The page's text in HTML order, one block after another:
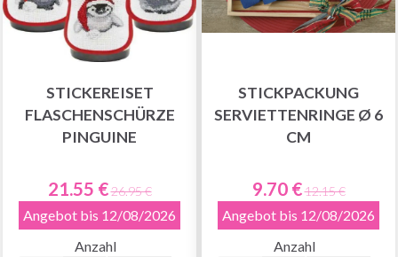
STICKEREISET
FLASCHENSCHÜRZE
PINGUINE
21.55 €26.95 €
Angebot bis 12/08/2026
Anzahl
STICKPACKUNG
SERVIETTENRINGE Ø 6
CM
9.70 €12.15 €
Angebot bis 12/08/2026
Anzahl